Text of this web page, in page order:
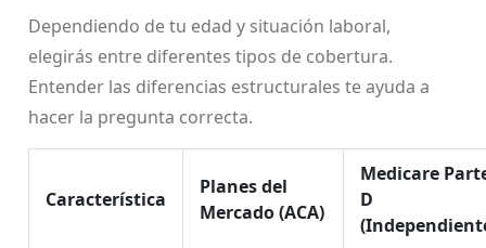
Dependiendo de tu edad y situación laboral,
elegirás entre diferentes tipos de cobertura.
Entender las diferencias estructurales te ayuda a
hacer la pregunta correcta.
Característica
Planes del
Mercado (ACA)
Medicare
D